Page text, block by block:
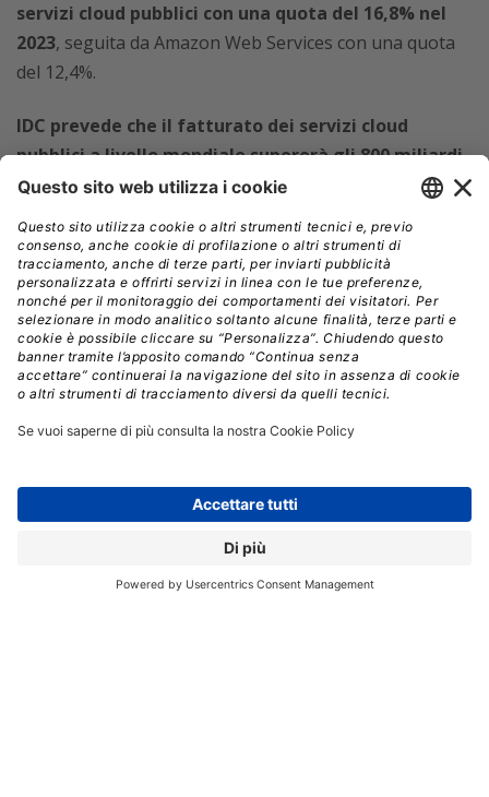
servizi cloud pubblici con una quota del 16,8% nel
2023, seguita da Amazon Web Services con una quota
del 12,4%.
IDC prevede che il fatturato dei servizi cloud
pubblici a livello mondiale supererà gli 800 miliardi
di dollari nel 2024, con un aumento del 20,5% rispetto
Anche se il tasso di crescita annuale rallenterà
leggermente nel corso del periodo di previsione, il
mercato dovrebbe comunque registrare un tasso di
crescita annuale composto (CAGR) quinquennale del
19,5%,con un fatturato mondiale che raggiungerà
1.600 miliardi di dollari nel 2028.